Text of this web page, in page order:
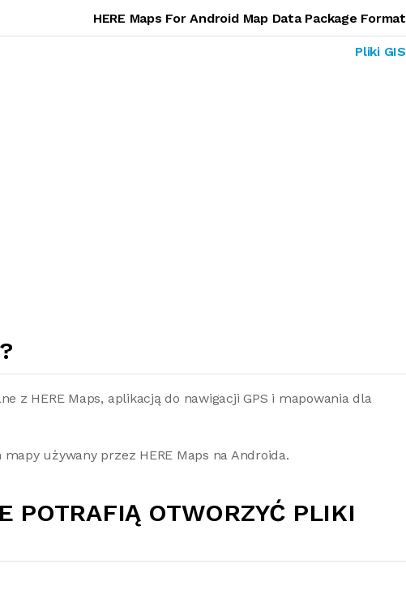
HERE Maps For Android Map Data Package Format
Pliki GIS
z HERE Maps, aplikacją do nawigacji GPS i mapowania dla
używany przez HERE Maps na Androida.
POTRAFIĄ OTWORZYĆ PLIKI